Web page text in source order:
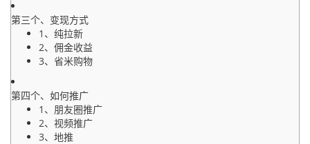
第三个、变现方式
1、纯拉新
2、佣金收益
3、省米购物
第四个、如何推广
1、朋友圈推广
2、视频推广
3、地推